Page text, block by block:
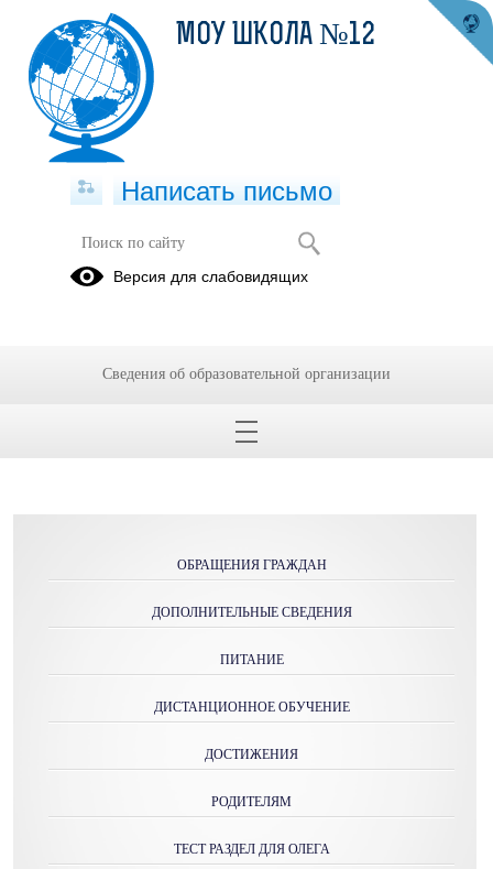
Тестовый подраздел
Тест Тест
ОБРАЩЕНИЯ ГРАЖДАН
ДОПОЛНИТЕЛЬНЫЕ СВЕДЕНИЯ
ПИТАНИЕ
ДИСТАНЦИОННОЕ ОБУЧЕНИЕ
ДОСТИЖЕНИЯ
РОДИТЕЛЯМ
ТЕСТ РАЗДЕЛ ДЛЯ ОЛЕГА
МОУ ШКОЛА №12
Написать письмо
Версия для слабовидящих
Сведения об образовательной организации